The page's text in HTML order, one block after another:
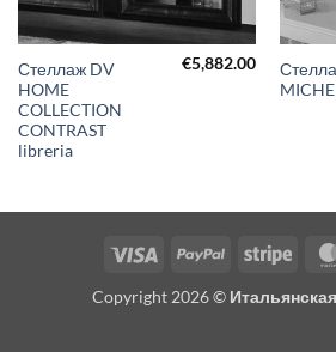
Стеллаж DV
HOME
COLLECTION
CONTRAST
libreria
€5,882.00
Visa PayPal Stripe
Copyright 2026 ©